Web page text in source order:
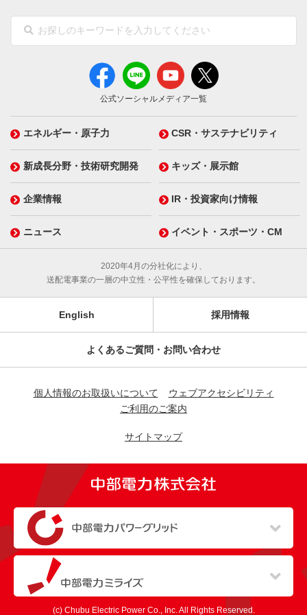
公式ソーシャルメディア一覧
エネルギー・原子力 CSR・サステナビリティ
新成長分野・技術研究開発 キッズ・展示館
企業情報 IR・投資家向け情報
ニュース イベント・スポーツ・CM
2020年4月の分社化により、
送配電事業の一層の中立性・公平性を確保しております。
English 採用情報
よくあるご質問・お問い合わせ
個人情報のお取扱いについて
ウェブアクセシビリティ
ご利用のご案内
サイトマップ
（新しいウィンドウを開きます）
（新しいウィンドウを開きます）
(c) Chubu Electric Power Co., Inc. All Rights Reserved.